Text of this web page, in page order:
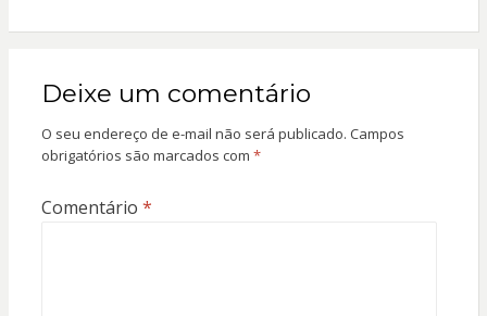
Deixe um comentário
O seu endereço de e-mail não será publicado. Campos
obrigatórios são marcados com *
Comentário *